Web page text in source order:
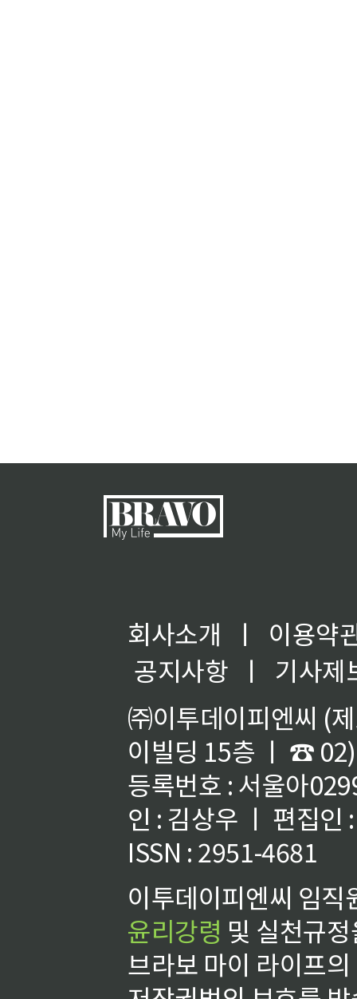
회사소개 ㅣ
이용약
공지사항
ㅣ
기사제
㈜이투데이피엔씨 (
이빌딩 15층 ㅣ ☎
등록번호 : 서울아
인 : 김상우 ㅣ 편집인
ISSN : 2951-4681
이투데이피엔씨 임
윤리강령 및 실천규
브라보 마이 라이프